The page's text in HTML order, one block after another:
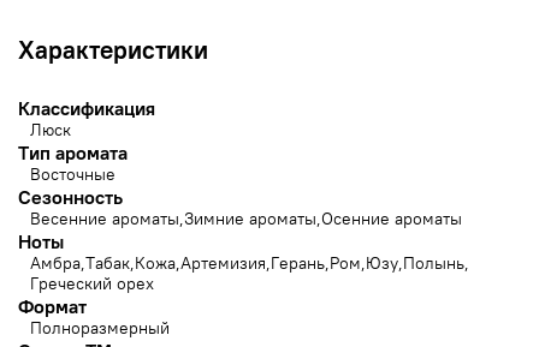
Характеристики
Классификация
Люск
Тип аромата
Восточные
Сезонность
Весенние ароматы Зимние ароматы Осенние ароматы
Ноты
Амбра Табак Кожа Артемизия Герань Ром Юзу Полынь
Греческий орех
Формат
Полноразмерный